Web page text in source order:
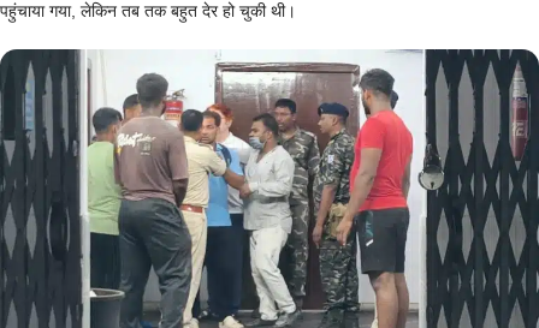
पहुंचाया गया, लेकिन तब तक बहुत देर हो चुकी थी।